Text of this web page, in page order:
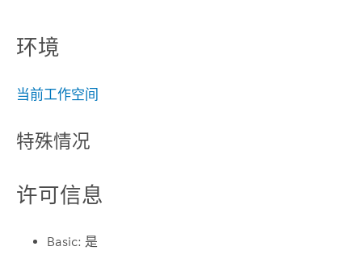
环境
当前工作空间
特殊情况
许可信息
Basic: 是